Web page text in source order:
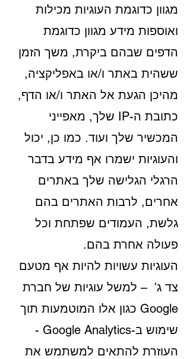
מגוון כדוגמת העוגיות מכילות
ואוספות מידע מגוון כדוגמת
הדפים שבהם ביקרת, משך הזמן
ששהית באתר ו/או באפליקציה,
מהיכן הגעת אל האתר ו/או הדף,
כתובת ה-IP שלך, מאפייני
המכשיר שלך ועוד. כמו כן, יכול
והעוגיות ישמרו אף מידע בדבר
הרגלי הגלישה שלך באתרים
אחרים, לרבות האתרים בהם
גלשת, העמודים שפתחת וכל
פעולה אחרת בהם.
העוגיות עשויות להיות אף מטעם
צד ג' – למשל עוגיות של חברת
Google כגון אלו המוטמעות תוך
שימוש ב-Google Analytics -
העוזרת להתאים למשתמש את